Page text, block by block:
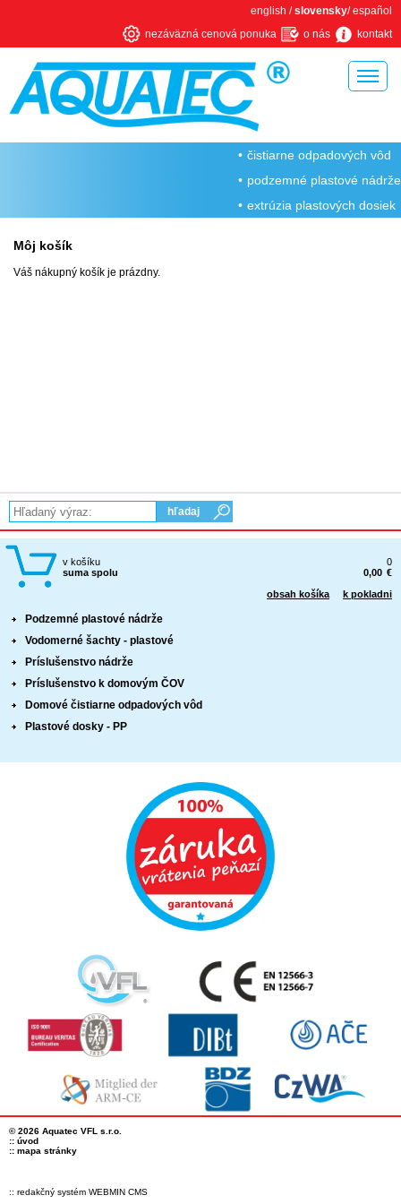
english /slovensky/español
nezáväzná cenová ponuka
o nás kontakt
čistiarne odpadových vôd
podzemné plastové nádrže
extrúzia plastových dosiek
Môj košík
Váš nákupný košík je prázdny.
Úvodná stránka
Prečo ČOV od Aquatec
Doplnky - domové ČOV
Garantované hodnoty ČOV
Dodanie
Osadenie a spustenie
Garancia vrátenia peňazí
Oválne čistiarne odpadových vôd s integrovanou čerpacou stanicou
Oválne čistiarne odpadových vôd s MBBR technológiu
Nadzemné oválne čistiarne odpadových vôd
Garantované hodnoty oválnych ČOV
Referencie - ČOV do 250 EO
Veľké čistiarne odpadových vôd
Referencie - ČOV AT ovál MAXI
Servis domových čistiarní odpadových vôd
Podzemné plastové nádrže
Nízkoprofilové podzemné plastové nádrže
Ležaté podzemné plastové nádrže
Stojaté podzemné plastové nádrže
v košíku
0
suma spolu
€
0,00
obsah košíka
k pokladni
Podzemné plastové nádrže
Vodomerné šachty - plastové
Príslušenstvo nádrže
Príslušenstvo k domovým ČOV
Domové čistiarne odpadových vôd
Plastové dosky - PP
© 2026 Aquatec VFL s.r.o.
:: úvod
:: mapa stránky
:: redakčný systém WEBMIN CMS